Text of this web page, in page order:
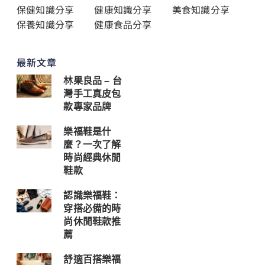
保健知識分享 健康知識分享
美食知識分享
保養知識分享
健康食品分享
最新文章
林果良品 – 台
灣手工真皮包
款專家品牌
樂福鞋是什
麼？一次了解
時尚經典休閒
鞋款
認識樂福鞋：
穿搭必備的時
尚休閒鞋款推
薦
舒適百搭樂福